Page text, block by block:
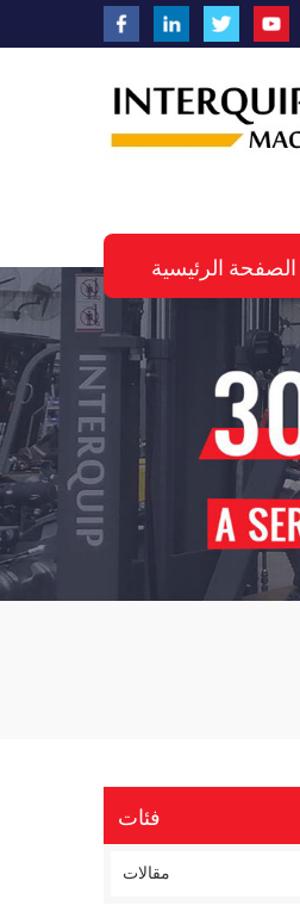
الصفحة الرئيسية
فئات
مقالات